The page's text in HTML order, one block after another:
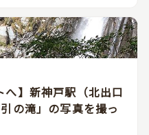
へ】新神戸駅（北出口
の滝」の写真を撮っ